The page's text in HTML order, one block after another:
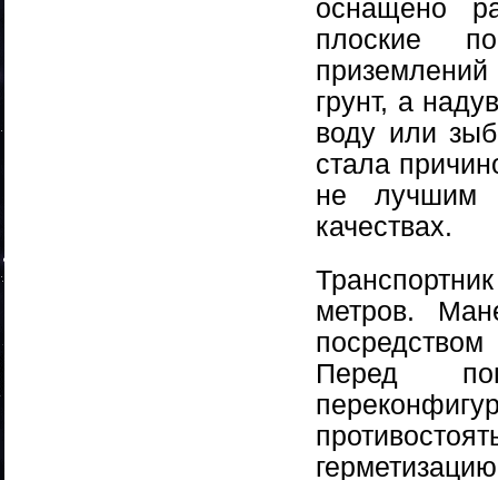
оснащено
плоские
грунт, а
воду или
стала
не лучшим
качествах.
метров.
Перед